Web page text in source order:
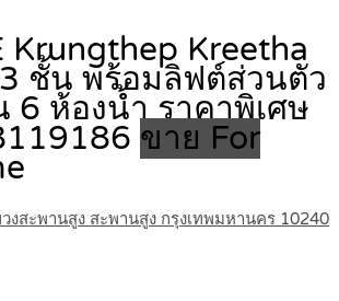
Krungthep Kreetha
ชั้น พร้อมลิฟต์ส่วนตัว
6 ห้องน้ำ ราคาพิเศษ
ขาย For
งสะพานสูง สะพานสูง กรุงเทพมหานคร 10240